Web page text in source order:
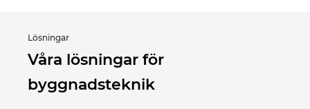
Lösningar
Våra lösningar för
byggnadsteknik